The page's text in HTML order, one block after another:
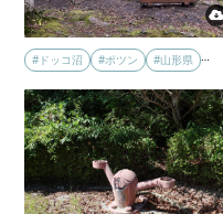
#ドッコ沼 #ポツン #山形県 …